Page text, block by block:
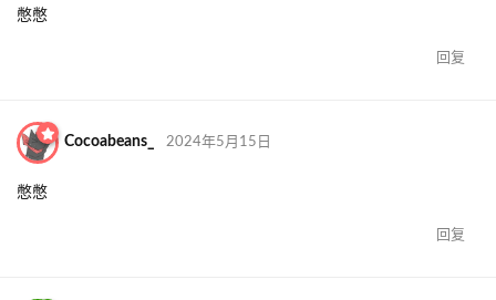
憋憋
回复
Cocoabeans_ 2024年5月15日
憋憋
回复